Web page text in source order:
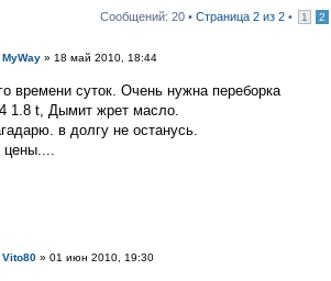
Сообщений: 20 • Страница 2 из 2 • 1 2
MyWay » 18 май 2010, 18:44
времени суток. Очень нужна переборка
1.8 t, Дымит жрет масло.
в долгу не останусь.
Vito80 » 01 июн 2010, 19:30